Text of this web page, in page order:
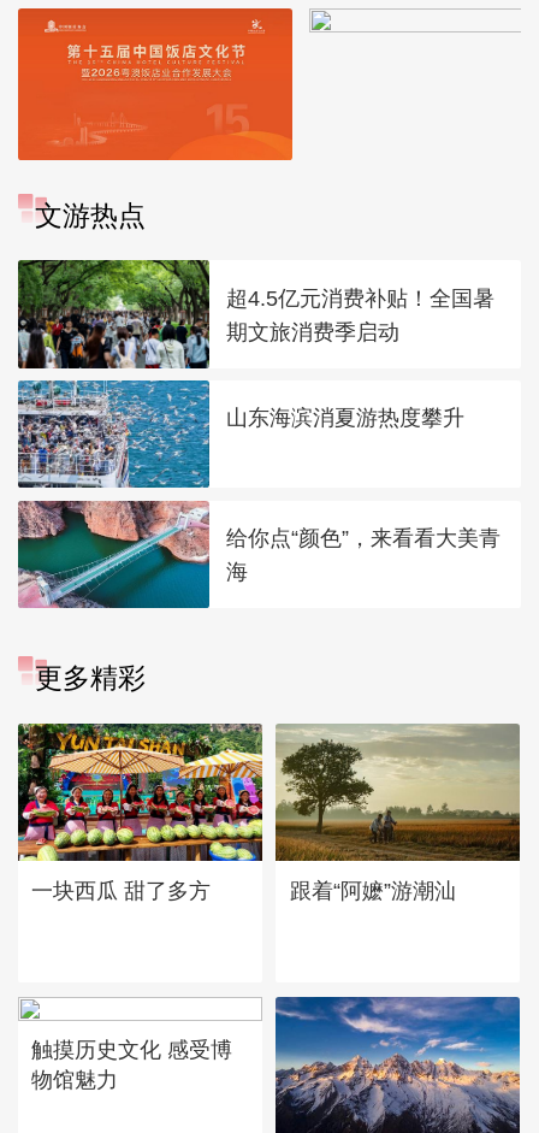
文游热点
超4.5亿元消费补贴！全国暑
期文旅消费季启动
山东海滨消夏游热度攀升
给你点“颜色”，来看看大美青
海
更多精彩
一块西瓜 甜了多方 跟着“阿嬷”游潮汕
触摸历史文化 感受博
物馆魅力